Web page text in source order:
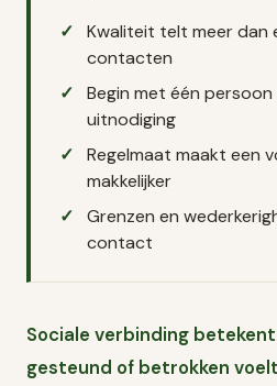
Kwaliteit telt meer dan
contacten
Begin met één
uitnodiging
Regelmaat maakt een
makkelijker
Grenzen en
contact
Sociale verbinding
gesteund of betrokken